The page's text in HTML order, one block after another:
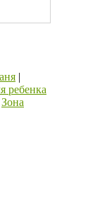
|
ребенка
Зона